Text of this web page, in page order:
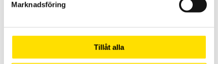
Marknadsföring
Tillåt alla
Fixtur för dragtest av objekt med oregelbunden form och med